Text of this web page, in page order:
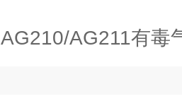
AG210/AG211有毒